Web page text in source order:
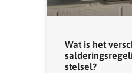
Wat is het
stelsel?